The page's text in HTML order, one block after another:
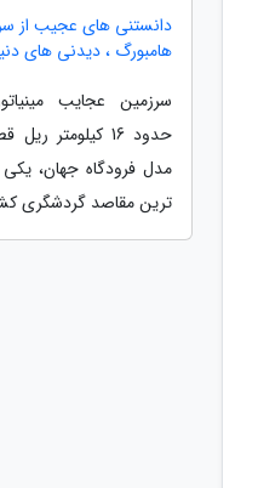
دانستنی های عجیب از
هامبورگ ، دیدنی های
سرزمین عجایب
حدود 16 کیلومتر
مدل فرودگاه جهان،
ترین مقاصد گردشگری